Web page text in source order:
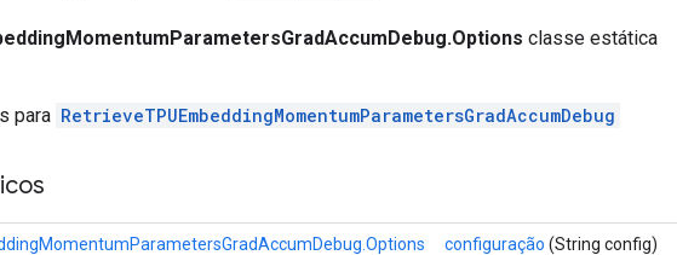
classe estática
para RetrieveTPUEmbeddingMomentumParametersGradAccumDebug
configuração (String config)